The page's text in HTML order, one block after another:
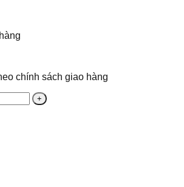
chính sách giao hàng